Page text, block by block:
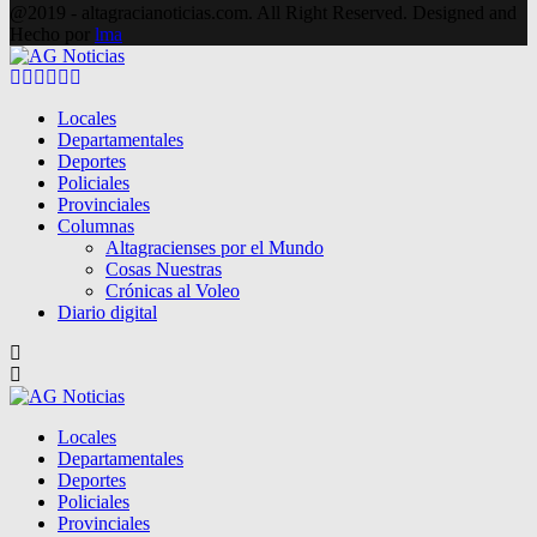
@2019 - altagracianoticias.com. All Right Reserved. Designed and
Hecho por lma
Facebook
Twitter
Instagram
Pinterest
Google
Locales
Departamentales
Deportes
Policiales
Provinciales
Columnas
Altagracienses por el Mundo
Cosas Nuestras
Crónicas al Voleo
Diario digital
Locales
Departamentales
Deportes
Policiales
Provinciales